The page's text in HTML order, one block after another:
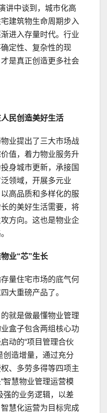
讲中谈到，城市化高
建筑物生命周期步入
进入存量时代。行业
定性、复杂性的现
是真正创造更多社会
民创造美好生活
业提出了三大市场战
值，着力物业服务升
身城市更新，承接国
领域，开展多元业
高品质和多样化的服
的美好生活需要，将
方向。这也是物业企
业“芯”生长
量住宅市场的底气何
大重磅产品了。
就是做最懂物业管理
盒子包含两组核心功
动的“项目管理合伙
创造增量，通过充分
、多劳多得等四项主
智慧物业管理运营模
强的业务逻辑，以差
慧化运营为目标完成